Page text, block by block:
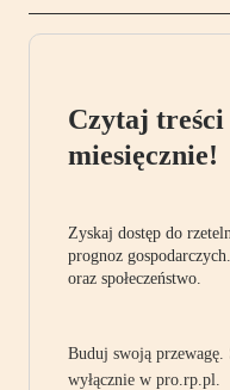
Czytaj treści
miesięcznie!
Zyskaj dostęp do
prognoz
oraz społeczeństwo.
Buduj swoją
wyłącznie w pro.rp.pl.